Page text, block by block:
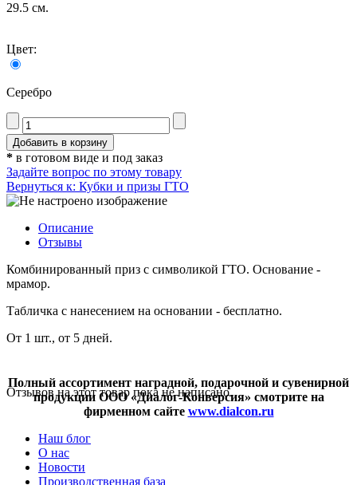
29.5 см.
Цвет:
Серебро
* в готовом виде и под заказ
Задайте вопрос по этому товару
Вернуться к: Кубки и призы ГТО
Описание
Отзывы
Комбинированный приз с символикой ГТО. Основание -
мрамор.
Табличка с нанесением на основании - бесплатно.
От 1 шт., от 5 дней.
Отзывов на этот товар пока не написано.
Полный ассортимент наградной, подарочной и сувенирной
продукции ООО «Диалог-Конверсия» смотрите на
фирменном сайте www.dialcon.ru
Наш блог
О нас
Новости
Производственная база